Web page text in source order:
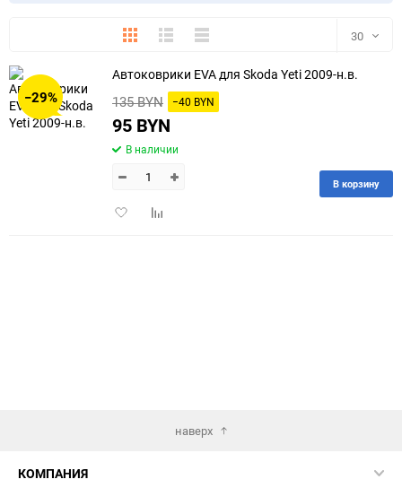
ПлиткаПодробноКомпактно 30
30
150
−29%
Автоковрики EVA для Skoda Yeti 2009-н.в.
135 BYN −40 BYN
95 BYN
В наличии
ДобавитьДобавить
В корзину
наверх
КОМПАНИЯ